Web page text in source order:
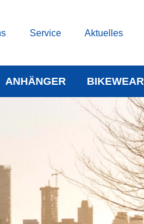
Service Aktuelles
ANHÄNGER BIKEWEAR